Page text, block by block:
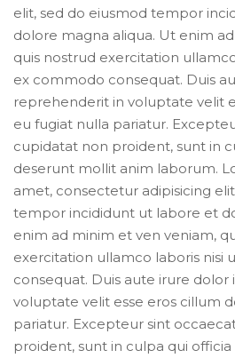
elit, sed do eiusmod tempor
dolore magna aliqua. Ut enim
quis nostrud exercitation
ex commodo consequat. Duis
reprehenderit in voluptate velit
eu fugiat nulla pariatur.
cupidatat non proident, sunt in
deserunt mollit anim laborum.
amet, consectetur adipisicing
tempor incididunt ut labore et
enim ad minim et ven veniam,
exercitation ullamco laboris nisi
consequat. Duis aute irure
voluptate velit esse eros cillum
pariatur. Excepteur sint
proident, sunt in culpa qui